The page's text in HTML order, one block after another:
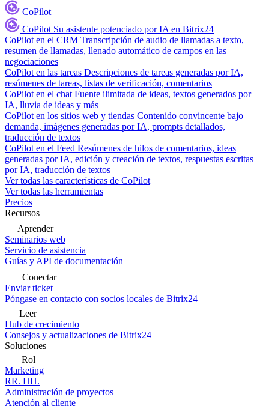
CoPilot
CoPilot Su asistente potenciado por IA en Bitrix24
CoPilot en el CRM Transcripción de audio de llamadas a texto,
resumen de llamadas, llenado automático de campos en las
negociaciones
CoPilot en las tareas Descripciones de tareas generadas por IA,
resúmenes de tareas, listas de verificación, comentarios
CoPilot en el chat Fuente ilimitada de ideas, textos generados por
IA, lluvia de ideas y más
CoPilot en los sitios web y tiendas Contenido convincente bajo
demanda, imágenes generadas por IA, prompts detallados,
traducción de textos
CoPilot en el Feed Resúmenes de hilos de comentarios, ideas
generadas por IA, edición y creación de textos, respuestas escritas
por IA, traducción de textos
Ver todas las características de CoPilot
Ver todas las herramientas
Precios
Recursos
Aprender
Seminarios web
Servicio de asistencia
Guías y API de documentación
Conectar
Enviar ticket
Póngase en contacto con socios locales de Bitrix24
Leer
Hub de crecimiento
Consejos y actualizaciones de Bitrix24
Soluciones
Rol
Marketing
RR. HH.
Administración de proyectos
Atención al cliente